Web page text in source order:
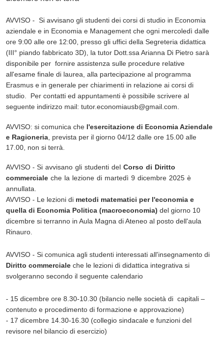
AVVISO - Si avvisano gli studenti dei corsi di studio in Economia
aziendale e in Economia e Management che ogni mercoledì dalle
ore 9:00 alle ore 12:00, presso gli uffici della Segreteria didattica
(III° piando fabbricato 3D), la tutor Dott.ssa Arianna Di Pietro sarà
disponibile per fornire assistenza sulle procedure relative
all'esame finale di laurea, alla partecipazione al programma
Erasmus e in generale per chiarimenti in relazione ai corsi di
studio. Per contatti ed appuntamenti è possibile scrivere al
seguente indirizzo mail: tutor.economiausb@gmail.com.
AVVISO: si comunica che l'esercitazione di Economia Aziendale
e Ragioneria , prevista per il giorno 04/12 dalle ore 15.00 alle
17.00, non si terrà.
AVVISO - Si avvisano gli studenti del Corso di Diritto
commerciale che la lezione di martedì 9 dicembre 2025 è
annullata.
AVVISO - Le lezioni di metodi matematici per l'economia e
quella di Economia Politica (macroeconomia) del giorno 10
dicembre si terranno in Aula Magna di Ateneo al posto dell'aula
Rinauro.
AVVISO - Si comunica agli studenti interessati all'insegnamento di
Diritto commerciale che le lezioni di didattica integrativa si
svolgeranno secondo il seguente calendario
- 15 dicembre ore 8.30-10.30 (bilancio nelle società di capitali –
contenuto e procedimento di formazione e approvazione)
- 17 dicembre 14.30-16.30 (collegio sindacale e funzioni del
revisore nel bilancio di esercizio)